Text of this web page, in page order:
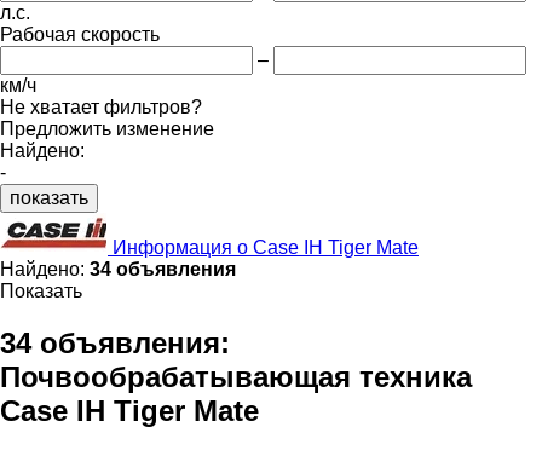
л.с.
Рабочая скорость
–
км/ч
Не хватает фильтров?
Предложить изменение
Найдено:
-
показать
Информация о Case IH Tiger Mate
Найдено: 34 объявления
Показать
34 объявления:
Почвообрабатывающая техника
Case IH Tiger Mate